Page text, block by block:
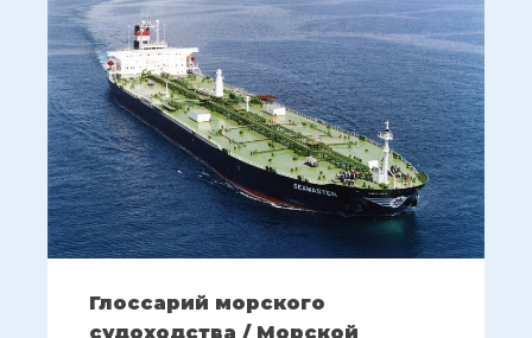
Глоссарий морского
судоходства / Морской